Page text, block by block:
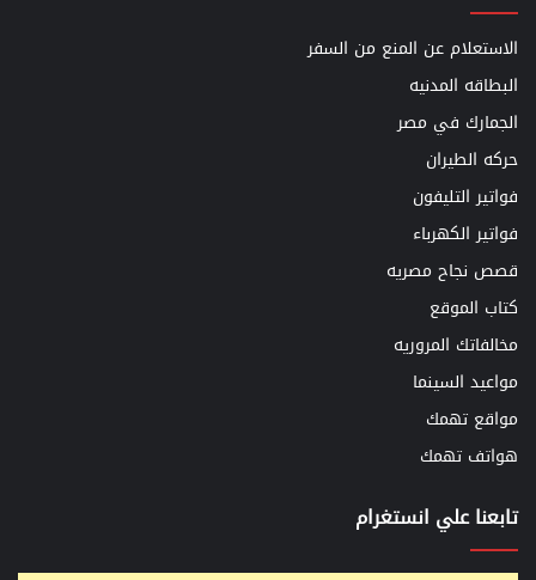
الاستعلام عن المنع من السفر
البطاقه المدنيه
الجمارك في مصر
حركه الطيران
فواتير التليفون
فواتير الكهرباء
قصص نجاح مصريه
كتاب الموقع
مخالفاتك المروريه
مواعيد السينما
مواقع تهمك
هواتف تهمك
تابعنا علي انستغرام